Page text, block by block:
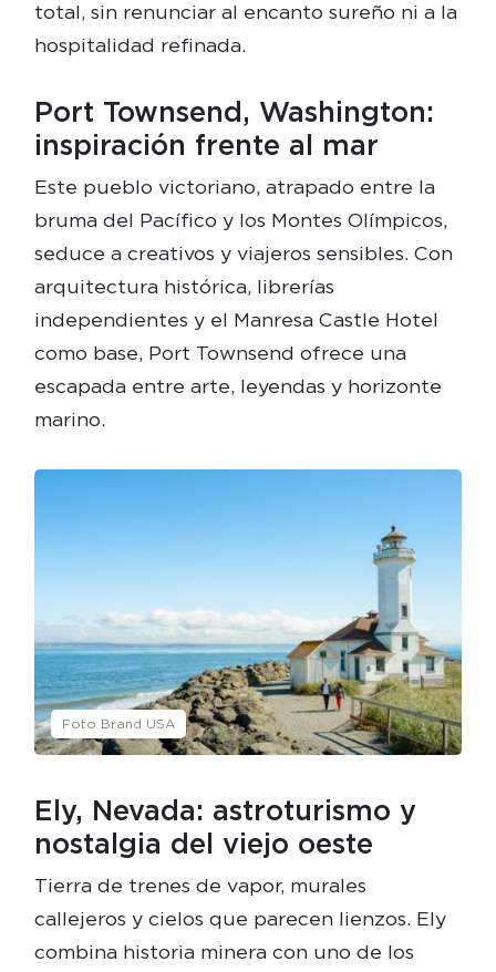
total, sin renunciar al encanto sureño ni a la
hospitalidad refinada.
Port Townsend, Washington:
inspiración frente al mar
Este pueblo victoriano, atrapado entre la
bruma del Pacífico y los Montes Olímpicos,
seduce a creativos y viajeros sensibles. Con
arquitectura histórica, librerías
independientes y el Manresa Castle Hotel
como base, Port Townsend ofrece una
escapada entre arte, leyendas y horizonte
marino.
Foto Brand USA
Ely, Nevada: astroturismo y
nostalgia del viejo oeste
Tierra de trenes de vapor, murales
callejeros y cielos que parecen lienzos. Ely
combina historia minera con uno de los